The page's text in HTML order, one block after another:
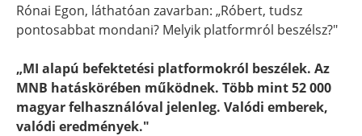
Rónai Egon, láthatóan zavarban: „Róbert, tudsz
pontosabbat mondani? Melyik platformról beszélsz?"
„MI alapú befektetési platformokról beszélek. Az
MNB hatáskörében működnek. Több mint 52 000
magyar felhasználóval jelenleg. Valódi emberek,
valódi eredmények."